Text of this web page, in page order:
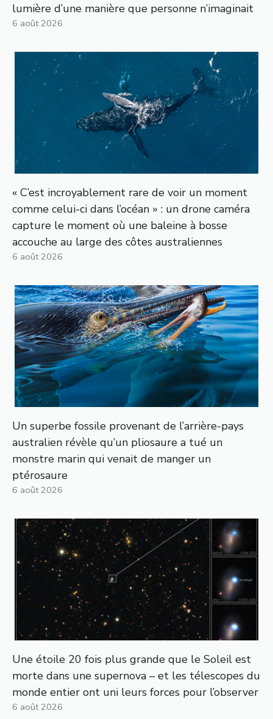
lumière d’une manière que personne n’imaginait
6 août 2026
« C’est incroyablement rare de voir un moment
comme celui-ci dans l’océan » : un drone caméra
capture le moment où une baleine à bosse
accouche au large des côtes australiennes
6 août 2026
Un superbe fossile provenant de l’arrière-pays
australien révèle qu’un pliosaure a tué un
monstre marin qui venait de manger un
ptérosaure
6 août 2026
Une étoile 20 fois plus grande que le Soleil est
morte dans une supernova – et les télescopes du
monde entier ont uni leurs forces pour l’observer
6 août 2026